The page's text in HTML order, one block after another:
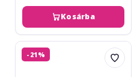
Kosárba
ROQ
Audio
-21%